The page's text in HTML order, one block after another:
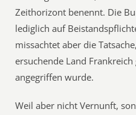
Zeithorizont benennt. Die
lediglich auf
missachtet aber die
ersuchende Land
angegriffen wurde.
Weil aber nicht Vernunft,